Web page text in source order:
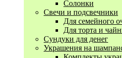
Солонки
Свечи и подсвечники
Для семейного
Для торта и
Сундуки для денег
Украшения на